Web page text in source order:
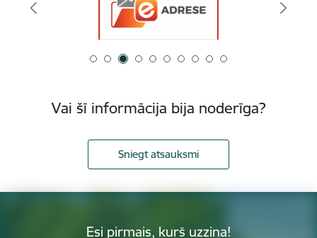
Vai šī informācija bija noderīga?
Sniegt atsauksmi
Esi pirmais, kurš uzzina!